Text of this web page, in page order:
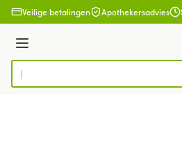
Ga naar de inhoud
Veilige betalingen Apothekersadvies
Menu
Product, merk, categorie...